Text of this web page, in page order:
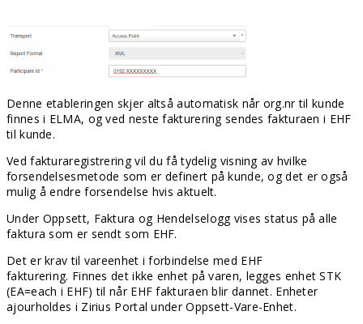
Denne etableringen skjer altså automatisk når org.nr til kunde
finnes i ELMA, og ved neste fakturering sendes fakturaen i EHF
til kunde.
Ved fakturaregistrering vil du få tydelig visning av hvilke
forsendelsesmetode som er definert på kunde, og det er også
mulig å endre forsendelse hvis aktuelt.
Under Oppsett, Faktura og Hendelselogg vises status på alle
faktura som er sendt som EHF.
Det er krav til vareenhet i forbindelse med EHF
fakturering. Finnes det ikke enhet på varen, legges enhet STK
(EA=each i EHF) til når EHF fakturaen blir dannet. Enheter
ajourholdes i Zirius Portal under Oppsett-Vare-Enhet.